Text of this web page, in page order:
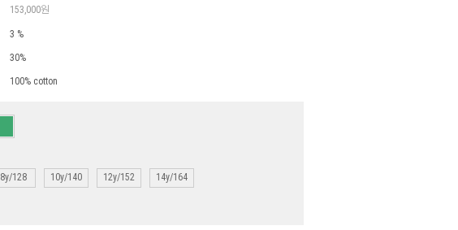
153,000원
3 %
30%
100% cotton
8y/128 10y/140 12y/152 14y/164